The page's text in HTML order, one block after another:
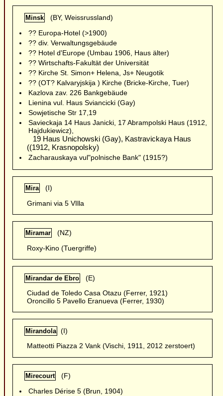
Minsk(BY, Weissrussland)
?? Europa-Hotel (>1900)
?? div. Verwaltungsgebäude
?? Hotel d'Europe (Umbau 1906, Haus älter)
?? Wirtschafts-Fakultät der Universität
?? Kirche St. Simon+ Helena, Js+ Neugotik
?? (OT? Kalvaryjskija ) Kirche (Bricke-Kirche, Tuer)
Kazlova zav. 226 Bankgebäude
Lienina vul. Haus Sviancicki (Gay)
Sowjetische Str 17,19
Savieckaja 14 Haus Janicki, 17 Abrampolski Haus (1912,
Hajdukiewicz),
19 Haus Unichowski (Gay), Kastravickaya Haus
((1912, Krasnopolsky)
Zacharauskaya vul"polnische Bank" (1915?)
Mira(I)
Grimani via 5 VIlla
Miramar(NZ)
Roxy-Kino (Tuergriffe)
Mirandar de Ebro(E)
Ciudad de Toledo Casa Otazu (Ferrer, 1921)
Oroncillo 5 Pavello Eranueva (Ferrer, 1930)
Mirandola(I)
Matteotti Piazza 2 Vank (Vischi, 1911, 2012 zerstoert)
Mirecourt(F)
Charles Dérise 5 (Brun, 1904)